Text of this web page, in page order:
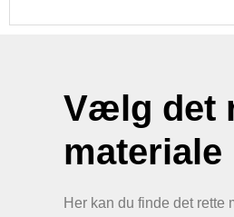
Vælg det
materiale
Her kan du finde det rette